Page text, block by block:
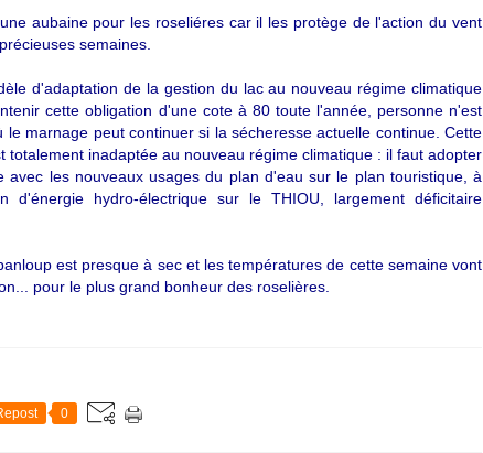
aubaine pour les roseliéres car il les protège de l'action du vent
semaines.
d'adaptation de la gestion du lac au nouveau régime climatique
cette obligation d'une cote à 80 toute l'année, personne n'est
le marnage peut continuer si la sécheresse actuelle continue. Cette
totalement inadaptée au nouveau régime climatique : il faut adopter
avec les nouveaux usages du plan d'eau sur le plan touristique, à
d'énergie hydro-électrique sur le THIOU, largement déficitaire
est presque à sec et les températures de cette semaine vont
pour le plus grand bonheur des roselières.
0